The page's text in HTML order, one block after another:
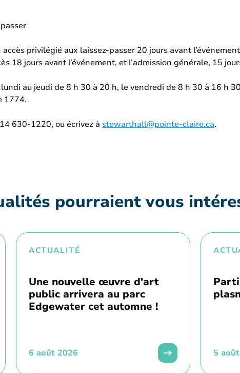
privilégié aux laissez-passer 20 jours avant
18 jours avant l’événement, et l’admission générale, 15
au jeudi de 8 h 30 à 20 h, le vendredi de 8 h 30 à 16 h
1774.
630-1220, ou écrivez à stewarthall@pointe-claire.ca.
pourraient vous
ACTUALITÉ
Une nouvelle œuvre d'art
public arrivera au parc
Edgewater cet automne !
6 août 2026 5